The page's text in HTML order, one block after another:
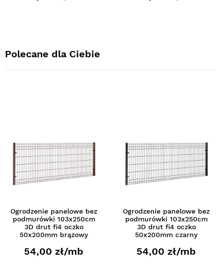
Polecane dla Ciebie
Ogrodzenie panelowe bez
podmurówki 103x250cm
3D drut fi4 oczko
50x200mm brązowy
54,00 zł/mb
Ogrodzenie panelowe bez
podmurówki 103x250cm
3D drut fi4 oczko
50x200mm czarny
54,00 zł/mb